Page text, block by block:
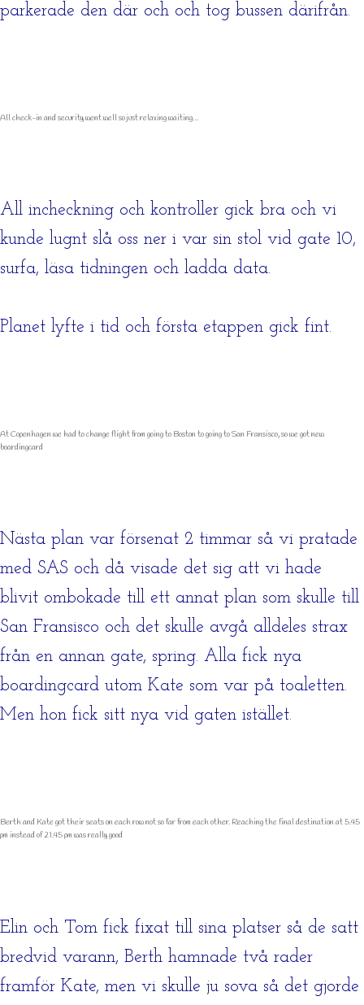
parkerade den där och och tog bussen därifrån.
All check-in and security went well so just relaxing waiting…
All incheckning och kontroller gick bra och vi
kunde lugnt slå oss ner i var sin stol vid gate 10,
surfa, läsa tidningen och ladda data.
Planet lyfte i tid och första etappen gick fint.
At Copenhagen we had to change flight from going to Boston to going to San Fransisco, so we got new
boardingcard
Nästa plan var försenat 2 timmar så vi pratade
med SAS och då visade det sig att vi hade
blivit ombokade till ett annat plan som skulle till
San Fransisco och det skulle avgå alldeles strax
från en annan gate, spring. Alla fick nya
boardingcard utom Kate som var på toaletten.
Men hon fick sitt nya vid gaten istället.
Berth and Kate got their seats on each row not so far from each other. Reaching the final destination at 5.45
pm instead of 21.45 pm was really good
Elin och Tom fick fixat till sina platser så de satt
bredvid varann, Berth hamnade två rader
framför Kate, men vi skulle ju sova så det gjorde